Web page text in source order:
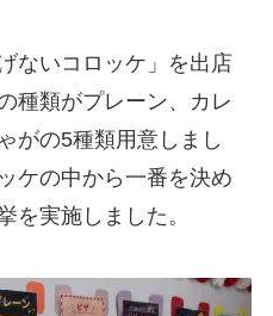
ないコロッケ」を出店
種類がプレーン、カレ
がの5種類用意しまし
ケの中から一番を決め
を実施しました。